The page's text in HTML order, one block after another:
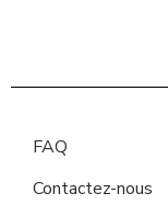
FAQ
Contactez-nous